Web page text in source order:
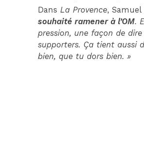
Dans La Provence, Samuel
souhaité ramener à l’OM.
pression, une façon de
supporters. Ça tient aussi
bien, que tu dors bien. »